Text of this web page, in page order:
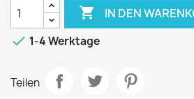
 IN DEN
 1-4 Werktage
Teilen